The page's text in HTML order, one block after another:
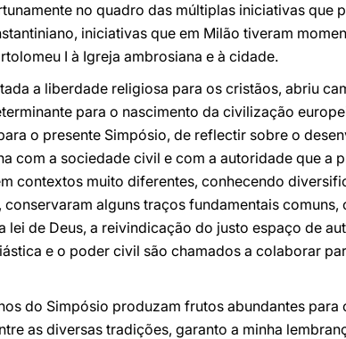
no quadro das múltiplas iniciativas que
iniciativas que em Milão tiveram
I à Igreja ambrosiana e à cidade.
a liberdade religiosa para os cristãos, abriu
para o nascimento da civilização
o presente Simpósio, de reflectir sobre o
com a sociedade civil e com a autoridade que a
contextos muito diferentes, conhecendo
alguns traços fundamentais
de Deus, a reivindicação do justo espaço de
e o poder civil são chamados a colaborar
do Simpósio produzam frutos abundantes para
as diversas tradições, garanto a minha